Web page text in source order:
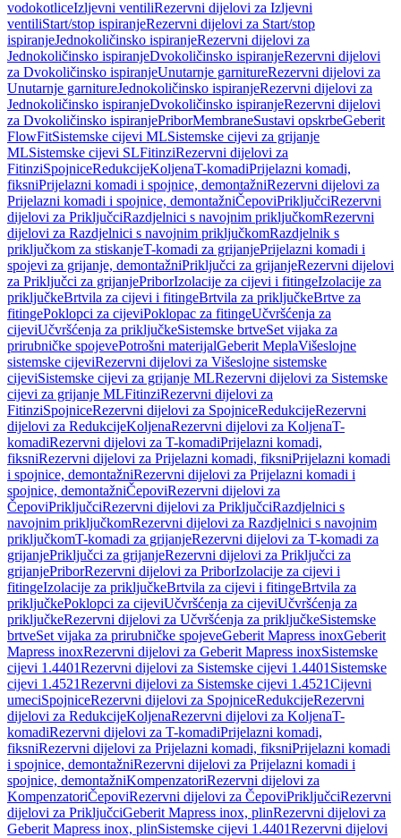
vodokotliceIzljevni ventiliRezervni dijelovi za Izljevni
ventiliStart/stop ispiranjeRezervni dijelovi za Start/stop
ispiranjeJednokoličinsko ispiranjeRezervni dijelovi za
Jednokoličinsko ispiranjeDvokoličinsko ispiranjeRezervni dijelovi
za Dvokoličinsko ispiranjeUnutarnje garnitureRezervni dijelovi za
Unutarnje garnitureJednokoličinsko ispiranjeRezervni dijelovi za
Jednokoličinsko ispiranjeDvokoličinsko ispiranjeRezervni dijelovi
za Dvokoličinsko ispiranjePriborMembraneSustavi opskrbeGeberit
FlowFitSistemske cijevi MLSistemske cijevi za grijanje
MLSistemske cijevi SLFitinziRezervni dijelovi za
FitinziSpojniceRedukcijeKoljenaT-komadiPrijelazni komadi,
fiksniPrijelazni komadi i spojnice, demontažniRezervni dijelovi za
Prijelazni komadi i spojnice, demontažniČepoviPriključciRezervni
dijelovi za PriključciRazdjelnici s navojnim priključkomRezervni
dijelovi za Razdjelnici s navojnim priključkomRazdjelnik s
priključkom za stiskanjeT-komadi za grijanjePrijelazni komadi i
spojevi za grijanje, demontažniPriključci za grijanjeRezervni dijelovi
za Priključci za grijanjePriborIzolacije za cijevi i fitingeIzolacije za
priključkeBrtvila za cijevi i fitingeBrtvila za priključkeBrtve za
fitingePoklopci za cijeviPoklopac za fitingeUčvršćenja za
cijeviUčvršćenja za priključkeSistemske brtveSet vijaka za
prirubničke spojevePotrošni materijalGeberit MeplaVišeslojne
sistemske cijeviRezervni dijelovi za Višeslojne sistemske
cijeviSistemske cijevi za grijanje MLRezervni dijelovi za Sistemske
cijevi za grijanje MLFitinziRezervni dijelovi za
FitinziSpojniceRezervni dijelovi za SpojniceRedukcijeRezervni
dijelovi za RedukcijeKoljenaRezervni dijelovi za KoljenaT-
komadiRezervni dijelovi za T-komadiPrijelazni komadi,
fiksniRezervni dijelovi za Prijelazni komadi, fiksniPrijelazni komadi
i spojnice, demontažniRezervni dijelovi za Prijelazni komadi i
spojnice, demontažniČepoviRezervni dijelovi za
ČepoviPriključciRezervni dijelovi za PriključciRazdjelnici s
navojnim priključkomRezervni dijelovi za Razdjelnici s navojnim
priključkomT-komadi za grijanjeRezervni dijelovi za T-komadi za
grijanjePriključci za grijanjeRezervni dijelovi za Priključci za
grijanjePriborRezervni dijelovi za PriborIzolacije za cijevi i
fitingeIzolacije za priključkeBrtvila za cijevi i fitingeBrtvila za
priključkePoklopci za cijeviUčvršćenja za cijeviUčvršćenja za
priključkeRezervni dijelovi za Učvršćenja za priključkeSistemske
brtveSet vijaka za prirubničke spojeveGeberit Mapress inoxGeberit
Mapress inoxRezervni dijelovi za Geberit Mapress inoxSistemske
cijevi 1.4401Rezervni dijelovi za Sistemske cijevi 1.4401 Sistemske
cijevi 1.4521Rezervni dijelovi za Sistemske cijevi 1.4521Cijevni
umeciSpojniceRezervni dijelovi za SpojniceRedukcijeRezervni
dijelovi za RedukcijeKoljenaRezervni dijelovi za KoljenaT-
komadiRezervni dijelovi za T-komadiPrijelazni komadi,
fiksniRezervni dijelovi za Prijelazni komadi, fiksniPrijelazni komadi
i spojnice, demontažniRezervni dijelovi za Prijelazni komadi i
spojnice, demontažniKompenzatoriRezervni dijelovi za
KompenzatoriČepoviRezervni dijelovi za ČepoviPriključciRezervni
dijelovi za PriključciGeberit Mapress inox, plinRezervni dijelovi za
Geberit Mapress inox, plinSistemske cijevi 1.4401Rezervni dijelovi